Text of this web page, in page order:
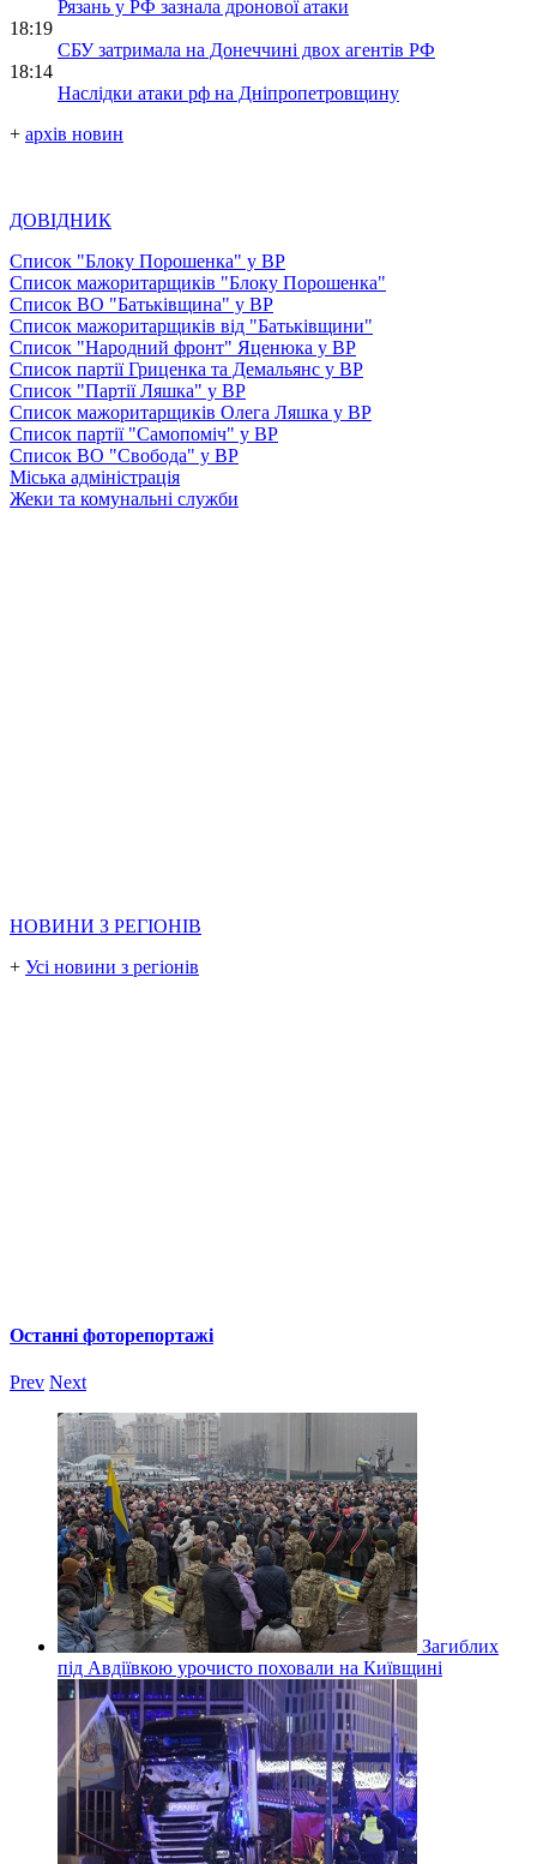
Рязань у РФ зазнала дронової атаки
18:19
СБУ затримала на Донеччині двох агентів РФ
18:14
Наслідки атаки рф на Дніпропетровщину
+ архів новин
ДОВІДНИК
Список "Блоку Порошенка" у ВР
Список мажоритарщиків "Блоку Порошенка"
Список ВО "Батьківщина" у ВР
Список мажоритарщиків від "Батьківщини"
Список "Народний фронт" Яценюка у ВР
Список партії Гриценка та Демальянс у ВР
Список "Партії Ляшка" у ВР
Список мажоритарщиків Олега Ляшка у ВР
Список партії "Самопоміч" у ВР
Список ВО "Свобода" у ВР
Міська адміністрація
Жеки та комунальні служби
НОВИНИ З РЕГІОНІВ
+ Усі новини з регіонів
Останні фоторепортажі
Prev Next
Загиблих
під Авдіївкою урочисто поховали на Київщині